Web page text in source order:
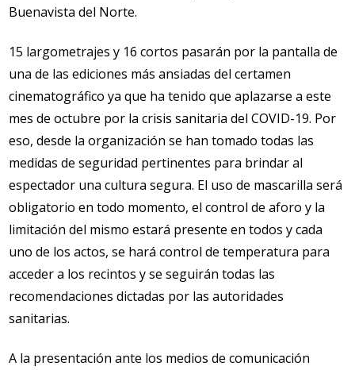
Buenavista del Norte.
15 largometrajes y 16 cortos pasarán por la pantalla de
una de las ediciones más ansiadas del certamen
cinematográfico ya que ha tenido que aplazarse a este
mes de octubre por la crisis sanitaria del COVID-19. Por
eso, desde la organización se han tomado todas las
medidas de seguridad pertinentes para brindar al
espectador una cultura segura. El uso de mascarilla será
obligatorio en todo momento, el control de aforo y la
limitación del mismo estará presente en todos y cada
uno de los actos, se hará control de temperatura para
acceder a los recintos y se seguirán todas las
recomendaciones dictadas por las autoridades
sanitarias.
A la presentación ante los medios de comunicación